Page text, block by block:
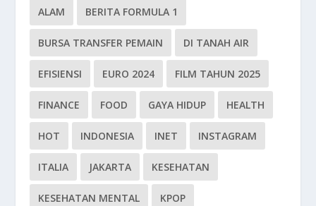
ALAM BERITA FORMULA 1
BURSA TRANSFER PEMAIN DI TANAH AIR
EFISIENSI EURO 2024 FILM TAHUN 2025
FINANCE FOOD GAYA HIDUP HEALTH
HOT INDONESIA INET INSTAGRAM
ITALIA JAKARTA KESEHATAN
KESEHATAN MENTAL KPOP